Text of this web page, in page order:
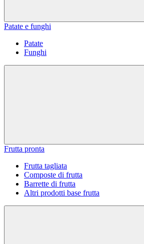
Patate e funghi
Patate
Funghi
Frutta pronta
Frutta tagliata
Composte di frutta
Barrette di frutta
Altri prodotti base frutta